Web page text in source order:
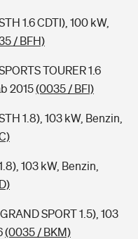
1.6 CDTI), 100 kW,
/ BFH)
TOURER 1.6
2015(0035 / BFI)
1.8), 103 kW, Benzin,
103 kW, Benzin,
SPORT 1.5), 103
(0035 / BKM)